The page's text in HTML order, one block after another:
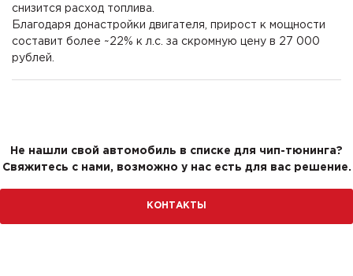
снизится расход топлива.
Благодаря донастройки двигателя, прирост к мощности
составит более ~22% к л.с. за скромную цену в 27 000
рублей.
Не нашли свой автомобиль в списке для чип-тюнинга?
Свяжитесь с нами, возможно у нас есть для вас решение.
КОНТАКТЫ